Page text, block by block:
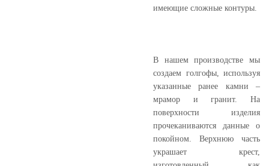
имеющие сложные контуры.
В нашем производстве мы
создаем голгофы, используя
указанные ранее камни –
мрамор и гранит. На
поверхности изделия
прочеканиваются данные о
покойном. Верхнюю часть
украшает крест,